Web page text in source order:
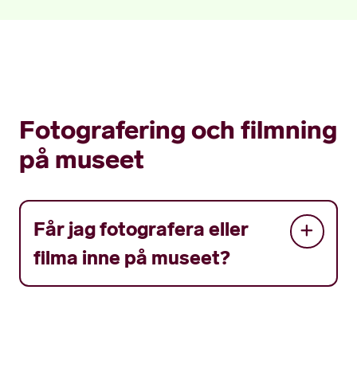
Fotografering och filmning
på museet
Får jag fotografera eller
filma inne på museet?